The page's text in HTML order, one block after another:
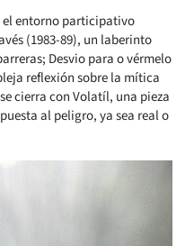
el entorno participativo
(1983-89), un laberinto
Desvio para o vérmelo
reflexión sobre la mítica
cierra con Volatíl, una pieza
al peligro, ya sea real o